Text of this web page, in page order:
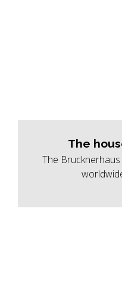
The
The